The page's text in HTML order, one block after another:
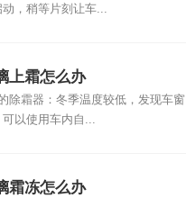
，稍等片刻让车...
上霜怎么办
除霜器：冬季温度较低，发现车窗
以使用车内自...
霜冻怎么办